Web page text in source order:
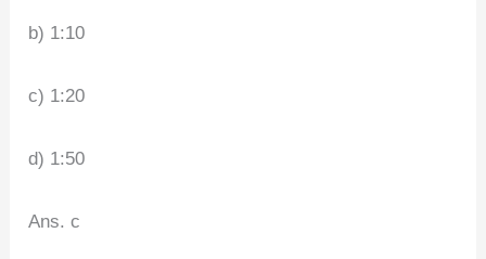
b) 1:10
c) 1:20
d) 1:50
Ans. c